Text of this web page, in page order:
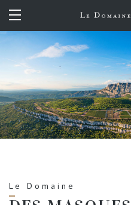
Le Domaine